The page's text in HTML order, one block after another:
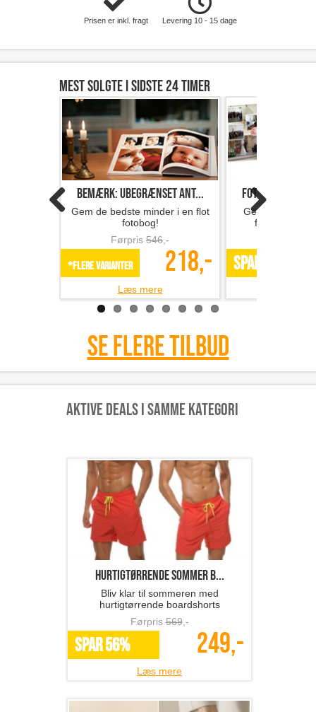
Prisen er inkl. fragt Levering 10 - 15 dage
Mest solgte i sidste 24 timer
Bemærk: Ubegrænset ant...
Gem de bedste minder i en flot
fotobog!
Førpris 546,-
*Flere varianter 218,-
Læs mere
Fotobog med
Gem minderne
fotobog fra
SPAR 49%
Se flere tilbud
Aktive deals i samme kategori
hurtigtørrende sommer b...
Bliv klar til sommeren med
hurtigtørrende boardshorts
Førpris569,-
SPAR 56% 249,-
Læs mere